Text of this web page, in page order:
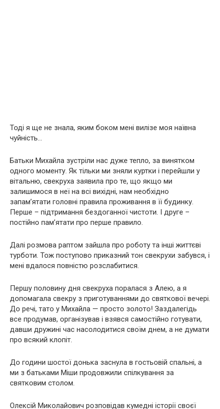
Тоді я ще не знала, яким боком мені вилізе моя наївна
чуйність…
Батьки Михайла зустріли нас дуже тепло, за винятком
одного моменту. Як тільки ми зняли куртки і перейшли у
вітальню, свекруха заявила про те, що якщо ми
залишимося в неї на всі вихідні, нам необхідно
запам’ятати головні правила проживання в її будинку.
Перше – підтримання бездоганної чистоти. І друге –
постійно пам’ятати про перше правило.
Далі розмова раптом зайшла про роботу та інші життєві
турботи. Тож поступово приказний тон свекрухи забувся, і
мені вдалося повністю розслабитися.
Першу половину дня свекруха поралася з Алею, а я
допомагала свекру з приготуваннями до святкової вечері.
До речі, тато у Михайла — просто золото! Заздалегідь
все продумав, організував і взявся самостійно готувати,
давши дружині час насолодитися своїм днем, а не думати
про всякий клопіт.
До години шостої донька заснула в гостьовій спальні, а
ми з батьками Міши продовжили спілкування за
святковим столом.
Олексій Миколайович розповідав кумедні історії своєї